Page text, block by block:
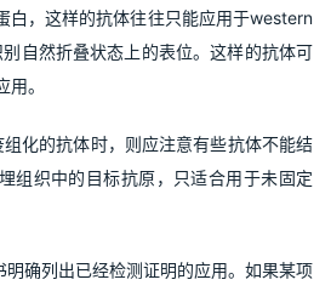
白，这样的抗体往往只能应用于western
自然折叠状态上的表位。这样的抗体可
用。
组织中的目标抗原，只适合用于未固定